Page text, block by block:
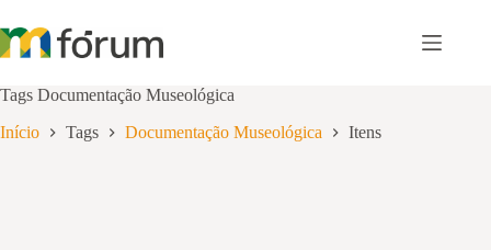
para
o
Tags Documentação Museológica
Início Tags Documentação Museológica Itens